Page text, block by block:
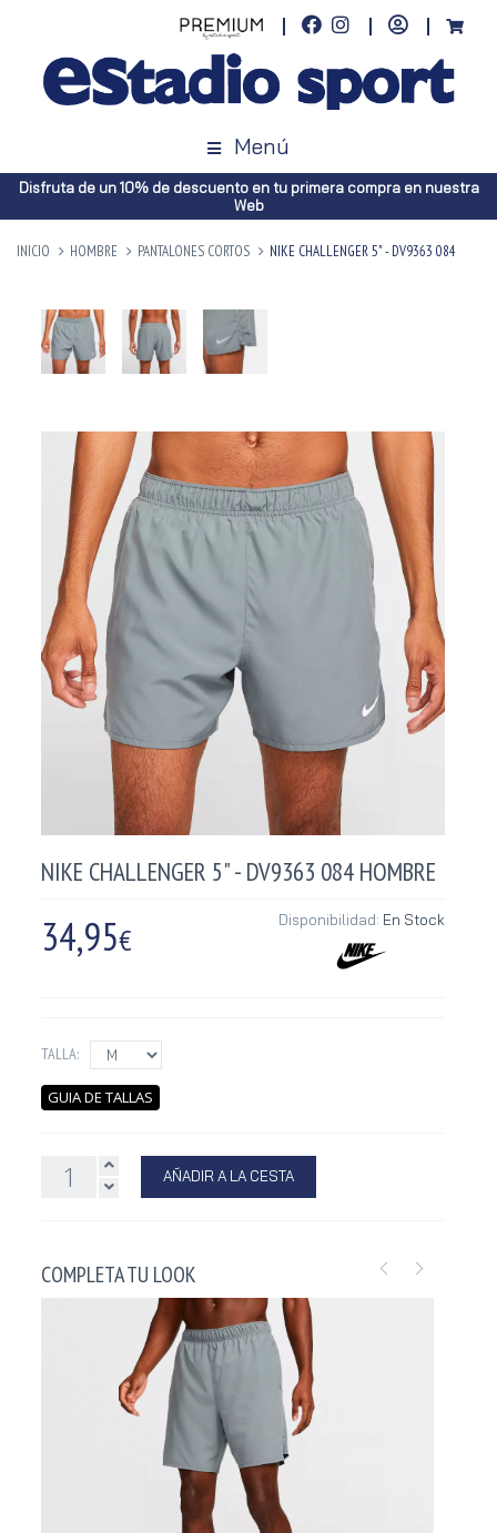
Menú
Disfruta de un 10% de descuento en tu primera compra en nuestra
Web
INICIO HOMBRE PANTALONES CORTOS NIKE CHALLENGER 5" - DV9363 084
NIKE CHALLENGER 5" - DV9363 084 HOMBRE
34,95€
Disponibilidad: En Stock
TALLA:
GUIA DE TALLAS
AÑADIR A LA CESTA
COMPLETA TU LOOK